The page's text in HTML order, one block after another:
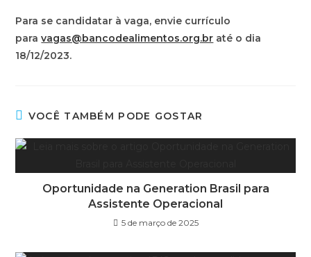
Para se candidatar à vaga, envie currículo
paravagas@bancodealimentos.org.br até o dia
18/12/2023.
VOCÊ TAMBÉM PODE GOSTAR
Oportunidade na Generation Brasil para
Assistente Operacional
5 de março de 2025